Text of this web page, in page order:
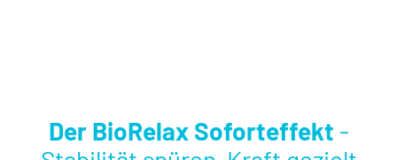
Der BioRelax Soforteffekt -